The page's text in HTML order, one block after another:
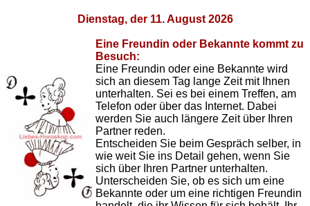
Dienstag, der 11. August 2026
Eine Freundin oder Bekannte kommt zu
Besuch:
Eine Freundin oder eine Bekannte wird
sich an diesem Tag lange Zeit mit Ihnen
unterhalten. Sei es bei einem Treffen, am
Telefon oder über das Internet. Dabei
werden Sie auch längere Zeit über Ihren
Partner reden.
Entscheiden Sie beim Gespräch selber, in
wie weit Sie ins Detail gehen, wenn Sie
sich über Ihren Partner unterhalten.
Unterscheiden Sie, ob es sich um eine
Bekannte oder um eine richtigen Freundin